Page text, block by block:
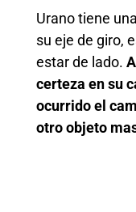
Urano tiene
su eje de giro,
estar de lado.
certeza en su
ocurrido el
otro objeto